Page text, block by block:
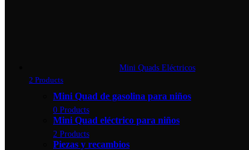
Mini Quads Eléctricos
2 Products
Mini Quad de gasolina para niños
0 Products
Mini Quad eléctrico para niños
2 Products
Piezas y recambios